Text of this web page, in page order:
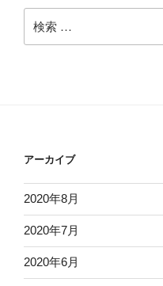
索:
アーカイブ
2020年8月
2020年7月
2020年6月